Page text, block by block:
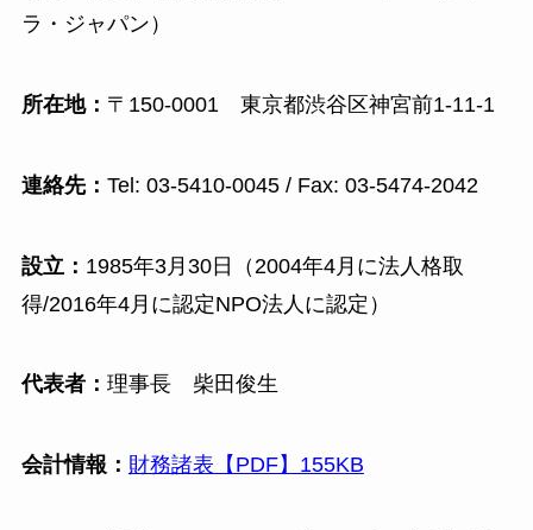
ラ・ジャパン）
所在地： 〒150-0001 東京都渋谷区神宮前1-11-1
連絡先： Tel: 03-5410-0045 / Fax: 03-5474-2042
設立： 1985年3月30日（2004年4月に法人格取
得/2016年4月に認定NPO法人に認定）
代表者： 理事長 柴田俊生
会計情報： 財務諸表【PDF】155KB